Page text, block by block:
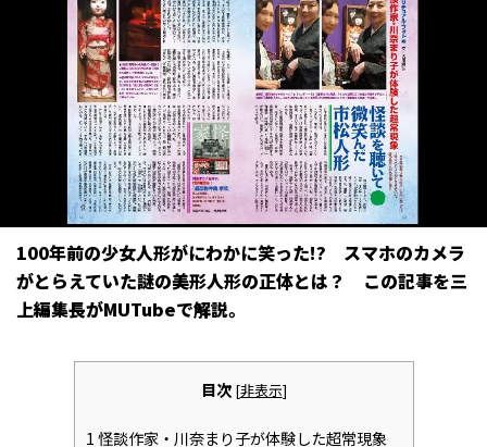
100年前の少女人形がにわかに笑った!? スマホのカメラ
がとらえていた謎の美形人形の正体とは？ この記事を三
上編集長がMUTubeで解説。
目次 [非表示]
1怪談作家・川奈まり子が体験した超常現象